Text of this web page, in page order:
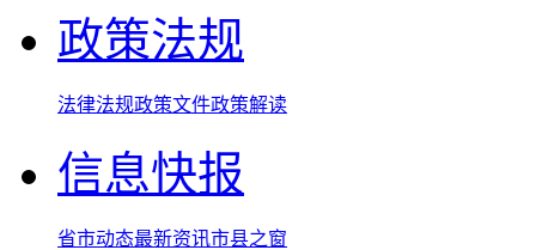
政策法规
法律法规政策文件政策解读
信息快报
省市动态最新资讯市县之窗